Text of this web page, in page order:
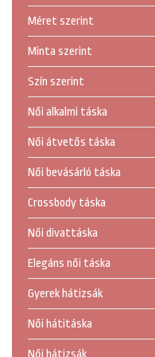
Méret szerint
Minta szerint
Szín szerint
Női alkalmi táska
Női átvetős táska
Női bevásárló táska
Crossbody táska
Női divattáska
Elegáns női táska
Gyerek hátizsák
Női hátitáska